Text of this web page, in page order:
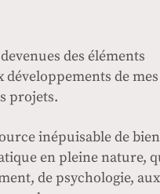
des éléments
de mes
projets.
inépuisable de
en pleine nature,
de psychologie, aux